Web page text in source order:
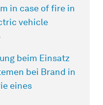
in case of fire in
vehicle
beim Einsatz
bei Brand in
eines